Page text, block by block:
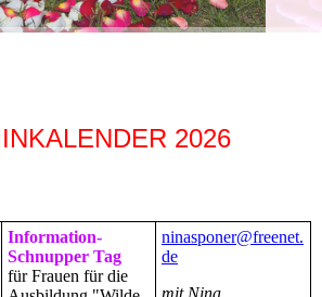
2026
Information-
Schnupper Tag
für Frauen für die
ninasponer@freenet.
de
mit Nina